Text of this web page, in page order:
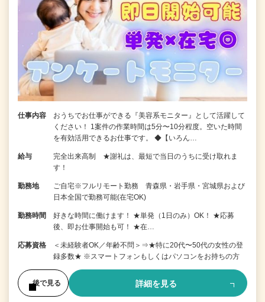
仕事内容
おうちでお仕事ができる『美容系モニター』として活躍して
ください！ 1案件の作業時間は5分〜10分程度。空いた時間
を有効活用できるお仕事です。 ◆【いろん…
給与
完全出来高制 ★謝礼は、最短で当日のうちに受け取れま
す！
勤務地
ご自宅※フルリモート勤務 青森県・岩手県・宮城県および
日本全国で勤務可能(在宅OK)
勤務時間
好きな時間に働けます！ ★単発（1日のみ）OK！ ★応募
後、即お仕事開始も可！ ★在…
応募資格
＜未経験者OK／年齢不問＞⇒★特に20代〜50代の女性の登
録多数★ ※スマートフォンもしくはパソコンをお持ちの方
後で見る 詳細を見る